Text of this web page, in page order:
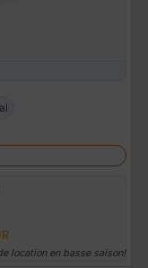
location en basse saison!